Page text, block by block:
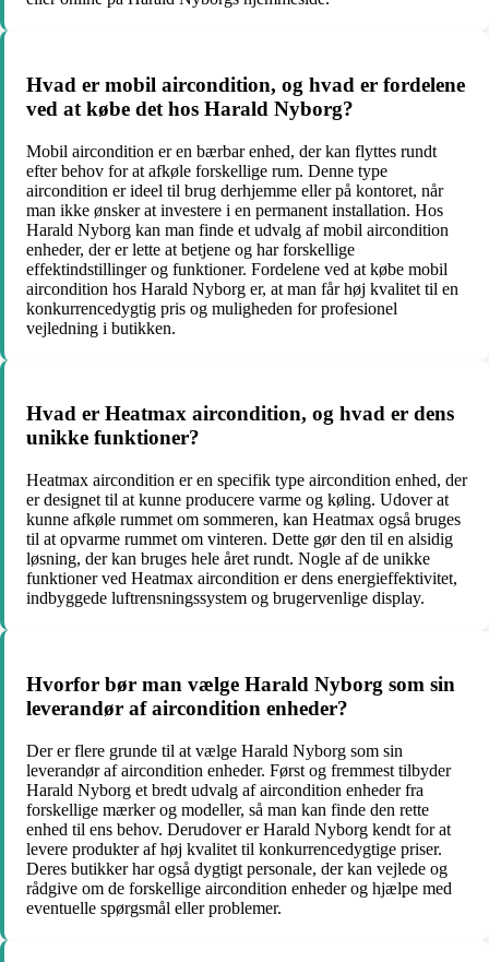
Hvad er mobil aircondition, og hvad er fordelene
ved at købe det hos Harald Nyborg?
Mobil aircondition er en bærbar enhed, der kan flyttes rundt
efter behov for at afkøle forskellige rum. Denne type
aircondition er ideel til brug derhjemme eller på kontoret, når
man ikke ønsker at investere i en permanent installation. Hos
Harald Nyborg kan man finde et udvalg af mobil aircondition
enheder, der er lette at betjene og har forskellige
effektindstillinger og funktioner. Fordelene ved at købe mobil
aircondition hos Harald Nyborg er, at man får høj kvalitet til en
konkurrencedygtig pris og muligheden for profesionel
vejledning i butikken.
Hvad er Heatmax aircondition, og hvad er dens
unikke funktioner?
Heatmax aircondition er en specifik type aircondition enhed, der
er designet til at kunne producere varme og køling. Udover at
kunne afkøle rummet om sommeren, kan Heatmax også bruges
til at opvarme rummet om vinteren. Dette gør den til en alsidig
løsning, der kan bruges hele året rundt. Nogle af de unikke
funktioner ved Heatmax aircondition er dens energieffektivitet,
indbyggede luftrensningssystem og brugervenlige display.
Hvorfor bør man vælge Harald Nyborg som sin
leverandør af aircondition enheder?
Der er flere grunde til at vælge Harald Nyborg som sin
leverandør af aircondition enheder. Først og fremmest tilbyder
Harald Nyborg et bredt udvalg af aircondition enheder fra
forskellige mærker og modeller, så man kan finde den rette
enhed til ens behov. Derudover er Harald Nyborg kendt for at
levere produkter af høj kvalitet til konkurrencedygtige priser.
Deres butikker har også dygtigt personale, der kan vejlede og
rådgive om de forskellige aircondition enheder og hjælpe med
eventuelle spørgsmål eller problemer.